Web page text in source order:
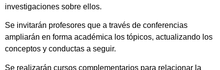
investigaciones sobre ellos.
Se invitarán profesores que a través de conferencias
ampliarán en forma académica los tópicos, actualizando los
conceptos y conductas a seguir.
Se realizarán cursos complementarios para relacionar la